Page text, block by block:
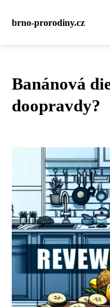
brno-prorodiny.cz
Banánová
doopravdy?